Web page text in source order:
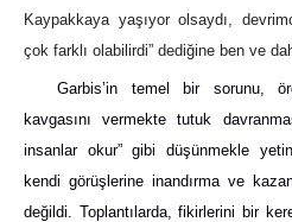
Kaypakkaya yaşıyor olsaydı,
çok farklı olabilirdi” dediğine ben ve
Garbis’in temel bir sorunu,
kavgasını vermekte tutuk
insanlar okur” gibi düşünmekle
kendi görüşlerine inandırma ve
değildi. Toplantılarda, fikirlerini bir